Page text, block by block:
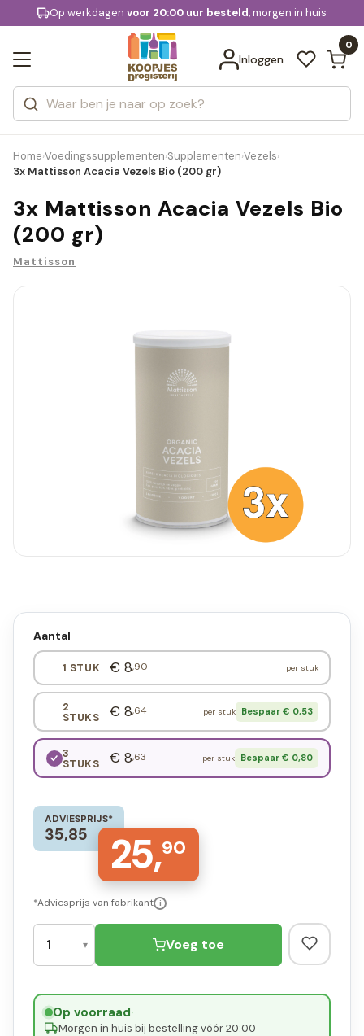
Gratis bezorging
KD.
extra
Op werkdagenvoor 20:00 uur besteld, morgen in huis
Inloggen
0
Zoeken
Categorieën
Merken
Bekijk alle resultaten
Home›Voedingssupplementen›Supplementen›Vezels›
3x Mattisson Acacia Vezels Bio (200 gr)
3x Mattisson Acacia Vezels Bio
(200 gr)
Mattisson
Aantal
1 STUK € 8,90 per stuk
2
STUKS € 8,64 per stuk Bespaar € 0,53
3
STUKS € 8,63 per stuk Bespaar € 0,80
ADVIESPRIJS*
35,85 25,90
*Adviesprijs van fabrikant i
Voeg toe
Op voorraad·
Morgen in huis bij bestelling vóór 20:00